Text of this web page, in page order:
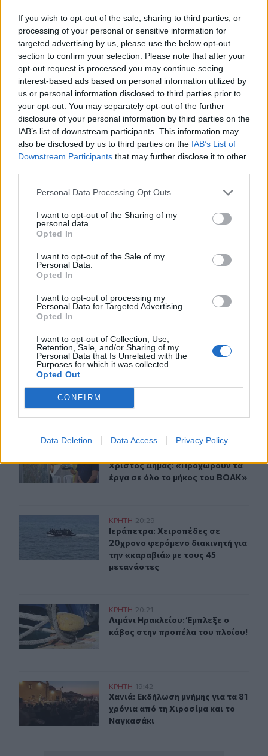
If you wish to opt-out of the sale, sharing to third parties, or
processing of your personal or sensitive information for
targeted advertising by us, please use the below opt-out
section to confirm your selection. Please note that after your
opt-out request is processed you may continue seeing
interest-based ads based on personal information utilized by
us or personal information disclosed to third parties prior to
your opt-out. You may separately opt-out of the further
disclosure of your personal information by third parties on the
IAB’s list of downstream participants. This information may
also be disclosed by us to third parties on the IAB’s List of
Downstream Participants that may further disclose it to other
Personal Data Processing Opt Outs
I want to opt-out of the Sharing of my
personal data.
Opted In
I want to opt-out of the Sale of my
Personal Data.
Opted In
I want to opt-out of processing my
Personal Data for Targeted Advertising.
Opted In
I want to opt-out of Collection, Use,
Retention, Sale, and/or Sharing of my
Personal Data that Is Unrelated with the
Purposes for which it was collected.
Opted Out
CONFIRM
Data Deletion Data Access Privacy Policy
Λίζα που βρέθηκε νεκρή
18:59
Καστέλλι: Παρουσία του υπ. Υποδομών Χρίστου Δήμα οι
υπογραφές για τα ραντάρ του νέου αεροδρομίου
Μία ακόμη εθελοντική αιμοδοσία στο αίθριο της Λότζια
το Σάββατο (08-08)
ΠΕΡΙΣΣΟΤΕΡΑ
ΣΧΕΤΙΚA AΡΘΡΑ
Καιρός: Βοριάδες και ζέστη την Παρασκευή (07/08)
Παρασκευή (07/08) στην Κρήτη
Χανιά: Τραγούδια που κουβαλούν ιστορίες και
ΚΡΗΤΗ 21:00
Χανιά: Τραγούδια που κουβαλούν
Χανιά: Τραγούδια που
αναμνήσεις στο Αρχαιολογικό
Στην Κρήτη ο υπ. Υποδομών Χρίστος Δήμας:
ΚΡΗΤΗ 20:49
Χρίστος Δήμας: «Προχωρούν τα
έργα σε όλο το μήκος του ΒΟΑΚ»
Ιεράπετρα: Χειροπέδες σε 20χρονο φερόμενο
ΚΡΗΤΗ 20:29
Ιεράπετρα: Χειροπέδες σε
Ιεράπετρα: Χειροπέδες σε
20χρονο φερόμενο διακινητή για
την «καραβιά» με τους 45
μετανάστες
Λιμάνι Ηρακλείου: Έμπλεξε ο κάβος στην προπέλα του
ΚΡΗΤΗ 20:21
Λιμάνι Ηρακλείου: Έμπλεξε ο
Λιμάνι Ηρακλείου: Έμπλεξε ο
κάβος στην προπέλα του πλοίου!
Χανιά: Εκδήλωση μνήμης για τα 81 χρόνια από τη
ΚΡΗΤΗ 19:42
Χανιά: Εκδήλωση μνήμης για τα 81
Χανιά: Εκδήλωση μνήμης για τα 81
χρόνια από τη Χιροσίμα και το
Ναγκασάκι